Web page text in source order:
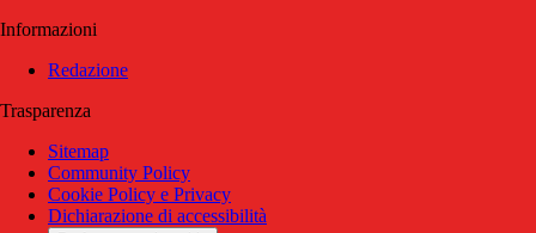
Informazioni
Redazione
Trasparenza
Sitemap
Community Policy
Cookie Policy e Privacy
Dichiarazione di accessibilità